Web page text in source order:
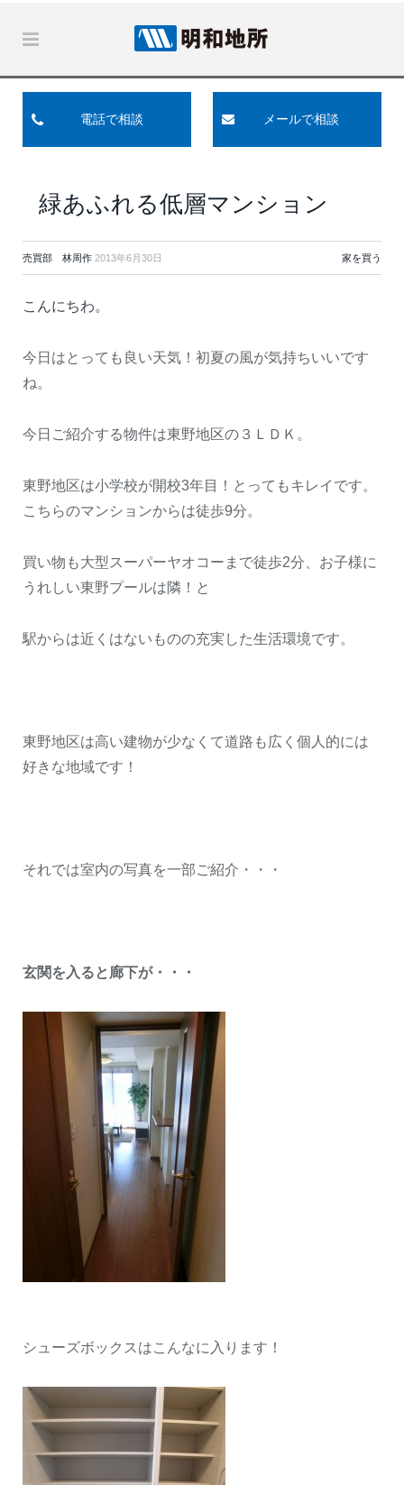
電話で相談 メールで相談
緑あふれる低層マンション
売買部 林周作 2013年6月30日 家を買う
こんにちわ。
今日はとっても良い天気！初夏の風が気持ちいいです
ね。
今日ご紹介する物件は東野地区の３ＬＤＫ。
東野地区は小学校が開校3年目！とってもキレイです。
こちらのマンションからは徒歩9分。
買い物も大型スーパーヤオコーまで徒歩2分、お子様に
うれしい東野プールは隣！と
駅からは近くはないものの充実した生活環境です。
東野地区は高い建物が少なくて道路も広く個人的には
好きな地域です！
それでは室内の写真を一部ご紹介・・・
玄関を入ると廊下が・・・
シューズボックスはこんなに入ります！